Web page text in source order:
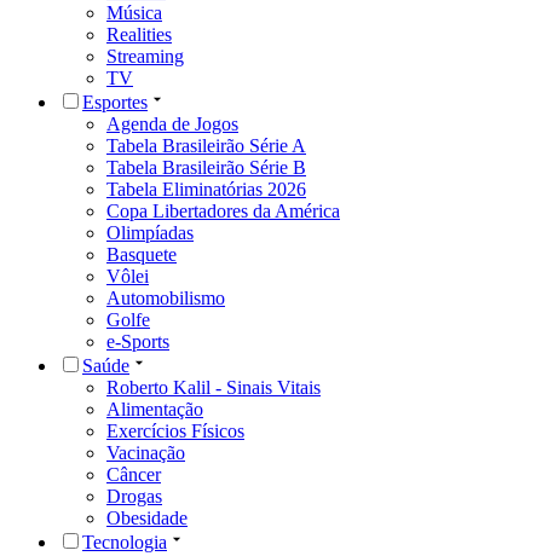
Música
Realities
Streaming
TV
Esportes
Agenda de Jogos
Tabela Brasileirão Série A
Tabela Brasileirão Série B
Tabela Eliminatórias 2026
Copa Libertadores da América
Olimpíadas
Basquete
Vôlei
Automobilismo
Golfe
e-Sports
Saúde
Roberto Kalil - Sinais Vitais
Alimentação
Exercícios Físicos
Vacinação
Câncer
Drogas
Obesidade
Tecnologia